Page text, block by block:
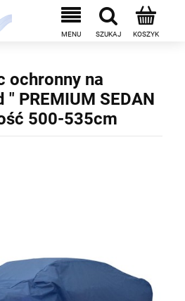
ochronny na
PREMIUM SEDAN
500-535cm